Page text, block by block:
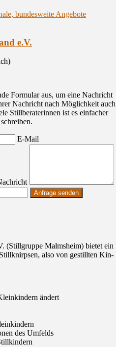
bundesweite Angebote
e.V.
Formular aus, um eine Nachricht
Nachricht nach Möglichkeit auch
Stillberaterinnen ist es einfacher
E-Mail
(Still­grup­pe Malms­heim) bie­tet ein
also von gestill­ten Kin­
ändert
des Umfelds